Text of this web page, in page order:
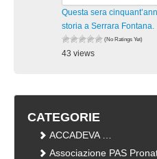
Questa sera
storia a Serrara Fontana.
(No Ratings Yet)
43 views
CATEGORIE
ACCADEVA …
Associazione PAS